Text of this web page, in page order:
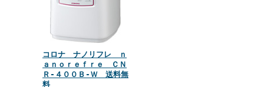
コロナ ナノリフレ ｎ
ａｎｏｒｅｆｒｅ ＣＮ
Ｒ‐４００Ｂ‐Ｗ 送料無
料